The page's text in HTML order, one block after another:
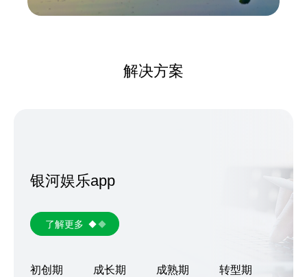
解决方案
银河娱乐app
了解更多
初创期 成长期 成熟期 转型期